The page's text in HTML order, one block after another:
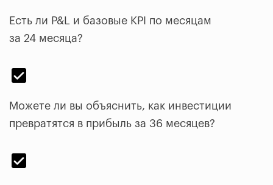
Есть ли P&L и базовые KPI по месяцам
за 24 месяца?
Можете ли вы объяснить, как инвестиции
превратятся в прибыль за 36 месяцев?